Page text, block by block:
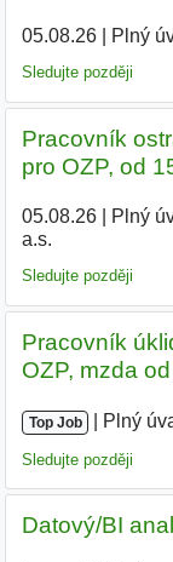
05.08.26| Plný
Sledujte později
Pracovník
pro OZP, od
05.08.26| Plný
a.s.
Sledujte později
Pracovník
OZP, mzda
Top Job Plný
Sledujte později
Datový/BI